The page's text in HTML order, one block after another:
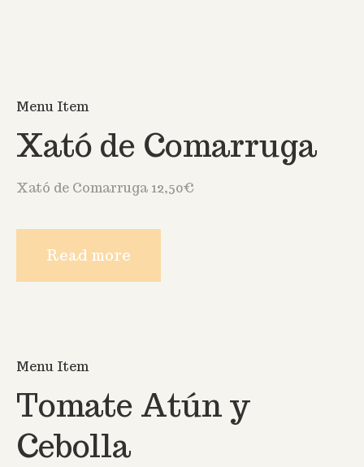
Menu Item
Xató de Comarruga
Xató de Comarruga 12,50€
Read more
Menu Item
Tomate Atún y
Cebolla